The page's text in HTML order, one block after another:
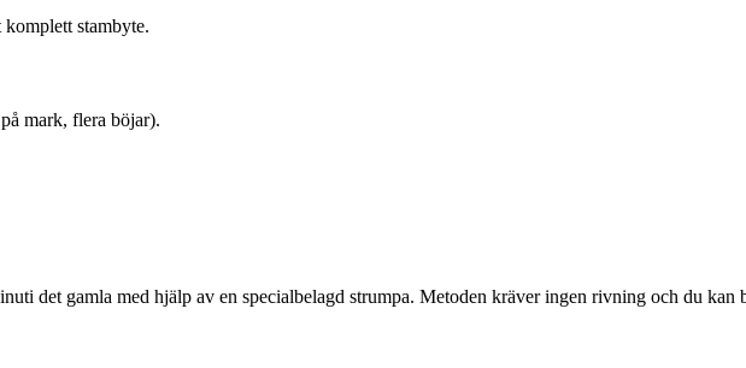
stambyte.
mark, flera böjar).
det gamla med hjälp av en specialbelagd strumpa. Metoden kräver ingen rivning och du kan